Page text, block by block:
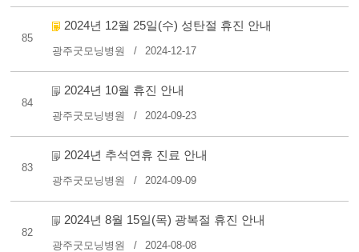
85
2024년 12월 25일(수) 성탄절 휴진 안내
광주굿모닝병원 2024-12-17
84
2024년 10월 휴진 안내
광주굿모닝병원 2024-09-23
83
2024년 추석연휴 진료 안내
광주굿모닝병원 2024-09-09
82
2024년 8월 15일(목) 광복절 휴진 안내
광주굿모닝병원 2024-08-08